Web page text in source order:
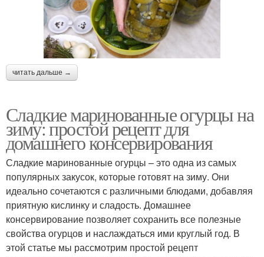
читать дальше →
Сладкие маринованные огурцы на
зиму: простой рецепт для
домашнего консервирования
Сладкие маринованные огурцы – это одна из самых
популярных закусок, которые готовят на зиму. Они
идеально сочетаются с различными блюдами, добавляя
приятную кислинку и сладость. Домашнее
консервирование позволяет сохранить все полезные
свойства огурцов и наслаждаться ими круглый год. В
этой статье мы рассмотрим простой рецепт